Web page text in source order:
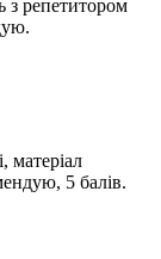
з репетитором
матеріал
5 балів.